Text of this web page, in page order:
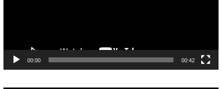
00:00 00:42